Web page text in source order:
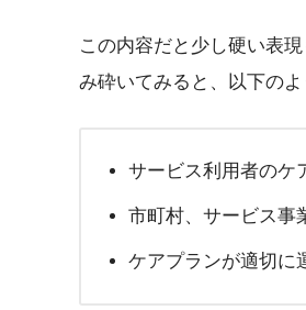
この内容だと少し硬い表
み砕いてみると、以下のよ
サービス利用者のケ
市町村、サービス事
ケアプランが適切に